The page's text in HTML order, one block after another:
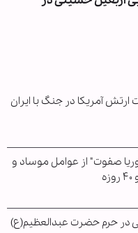
ارتش آمریکا در جنگ با ایران
صفوت" از عوامل موساد و
در حرم حضرت عبدالعظیم(ع)